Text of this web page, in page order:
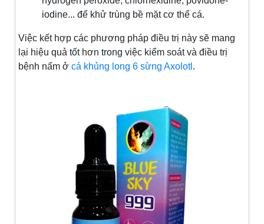
iodine... để khử trùng bề mặt cơ thể cá.
Việc kết hợp các phương pháp điều trị này sẽ mang
lại hiệu quả tốt hơn trong việc kiểm soát và điều trị
bệnh nấm ở cá khủng long 6 sừng Axolotl .